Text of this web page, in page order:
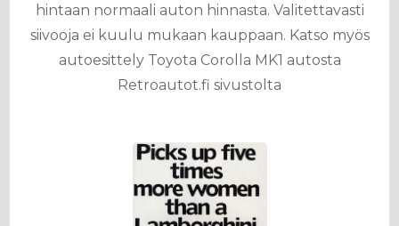
hintaan normaali auton hinnasta. Valitettavasti
siivooja ei kuulu mukaan kauppaan. Katso myös
autoesittely Toyota Corolla MK1 autosta
Retroautot.fi sivustolta